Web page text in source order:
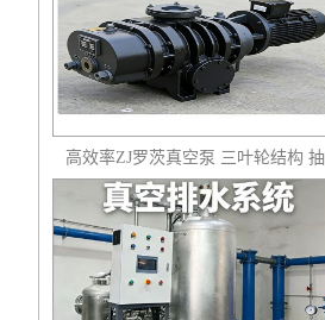
高效率ZJ罗茨真空泵 三叶轮结构 抽
速快 真空度高